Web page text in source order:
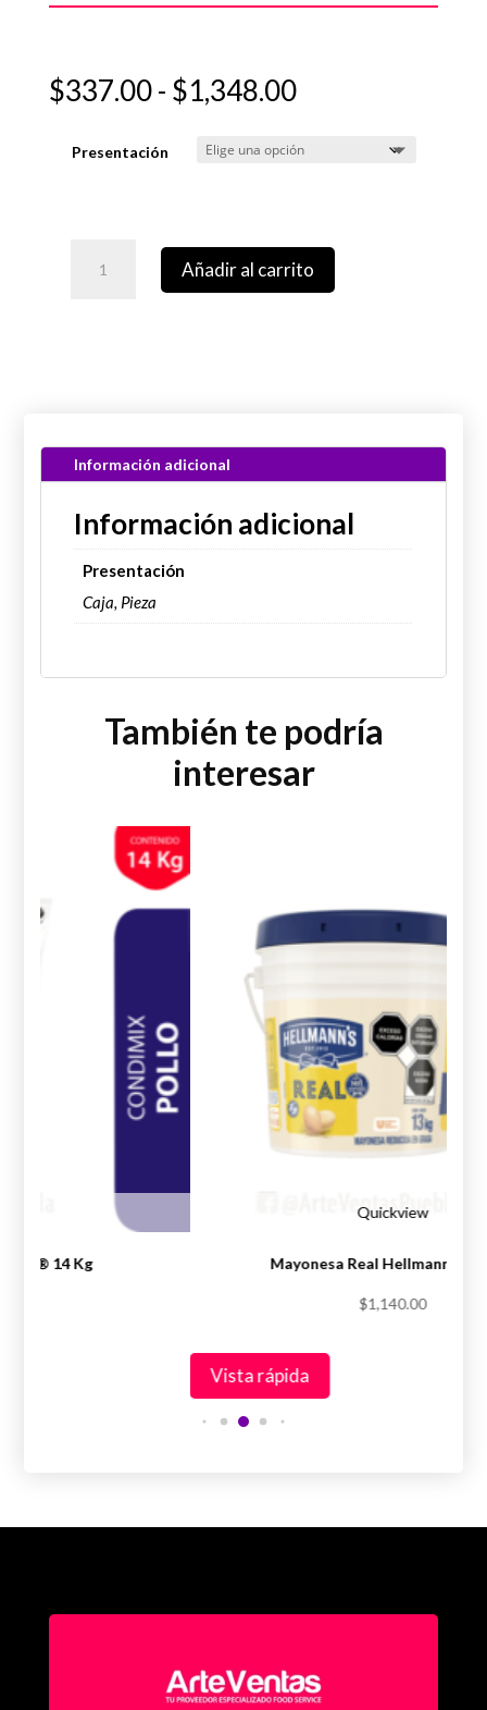
$337.00- $1,348.00Rango
precios:
desde
$1,348.00
Presentación
Añadir al carrito
Información adicional
Información adicional
Presentación
Caja, Pieza
También te podría
interesar
14 Kg
Quickview
Mayonesa Real Hellmann’s®
$1,140.00
Vista rápida